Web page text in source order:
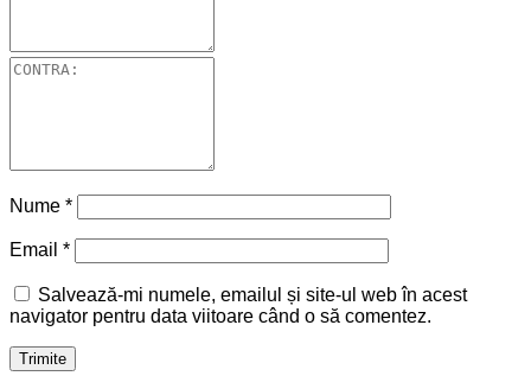
Nume *
Email *
Salvează-mi numele, emailul și site-ul web în acest
navigator pentru data viitoare când o să comentez.